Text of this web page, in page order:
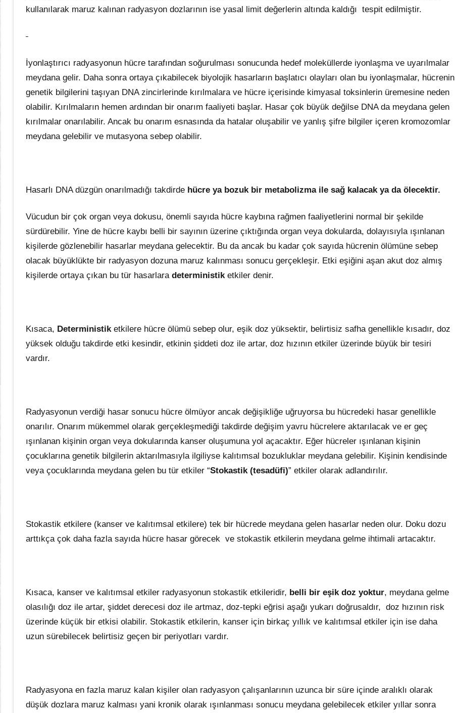
kullanılarak maruz kalınan radyasyon dozlarının ise yasal limit değerlerin altında kaldığı tespit edilmiştir.
İyonlaştırıcı radyasyonun hücre tarafından soğurulması sonucunda hedef moleküllerde iyonlaşma ve uyarılmalar
meydana gelir. Daha sonra ortaya çıkabilecek biyolojik hasarların başlatıcı olayları olan bu iyonlaşmalar, hücrenin
genetik bilgilerini taşıyan DNA zincirlerinde kırılmalara ve hücre içerisinde kimyasal toksinlerin üremesine neden
olabilir. Kırılmaların hemen ardından bir onarım faaliyeti başlar. Hasar çok büyük değilse DNA da meydana gelen
kırılmalar onarılabilir. Ancak bu onarım esnasında da hatalar oluşabilir ve yanlış şifre bilgiler içeren kromozomlar
meydana gelebilir ve mutasyona sebep olabilir.
Hasarlı DNA düzgün onarılmadığı takdirde hücre ya bozuk bir metabolizma ile sağ kalacak ya da ölecektir.
Vücudun bir çok organ veya dokusu, önemli sayıda hücre kaybına rağmen faaliyetlerini normal bir şekilde
sürdürebilir. Yine de hücre kaybı belli bir sayının üzerine çıktığında organ veya dokularda, dolayısıyla ışınlanan
kişilerde gözlenebilir hasarlar meydana gelecektir. Bu da ancak bu kadar çok sayıda hücrenin ölümüne sebep
olacak büyüklükte bir radyasyon dozuna maruz kalınması sonucu gerçekleşir. Etki eşiğini aşan akut doz almış
kişilerde ortaya çıkan bu tür hasarlara deterministiketkiler denir.
Kısaca, Deterministik etkilere hücre ölümü sebep olur, eşik doz yüksektir, belirtisiz safha genellikle kısadır, doz
yüksek olduğu takdirde etki kesindir, etkinin şiddeti doz ile artar, doz hızının etkiler üzerinde büyük bir tesiri
vardır.
Radyasyonun verdiği hasar sonucu hücre ölmüyor ancak değişikliğe uğruyorsa bu hücredeki hasar genellikle
onarılır. Onarım mükemmel olarak gerçekleşmediği takdirde değişim yavru hücrelere aktarılacak ve er geç
ışınlanan kişinin organ veya dokularında kanser oluşumuna yol açacaktır. Eğer hücreler ışınlanan kişinin
çocuklarına genetik bilgilerin aktarılmasıyla ilgiliyse kalıtımsal bozukluklar meydana gelebilir. Kişinin kendisinde
veya çocuklarında meydana gelen bu tür etkiler “Stokastik (tesadüfi)” etkiler olarak adlandırılır.
Stokastik etkilere (kanser ve kalıtımsal etkilere) tek bir hücrede meydana gelen hasarlar neden olur. Doku dozu
arttıkça çok daha fazla sayıda hücre hasar görecek ve stokastik etkilerin meydana gelme ihtimali artacaktır.
Kısaca, kanser ve kalıtımsal etkiler radyasyonun stokastik etkileridir, belli bir eşik doz yoktur, meydana gelme
olasılığı doz ile artar, şiddet derecesi doz ile artmaz, doz-tepki eğrisi aşağı yukarı doğrusaldır, doz hızının risk
üzerinde küçük bir etkisi olabilir. Stokastik etkilerin, kanser için birkaç yıllık ve kalıtımsal etkiler için ise daha
uzun sürebilecek belirtisiz geçen bir periyotları vardır.
Radyasyona en fazla maruz kalan kişiler olan radyasyon çalışanlarının uzunca bir süre içinde aralıklı olarak
düşük dozlara maruz kalması yani kronik olarak ışınlanması sonucu meydana gelebilecek etkiler yıllar sonra